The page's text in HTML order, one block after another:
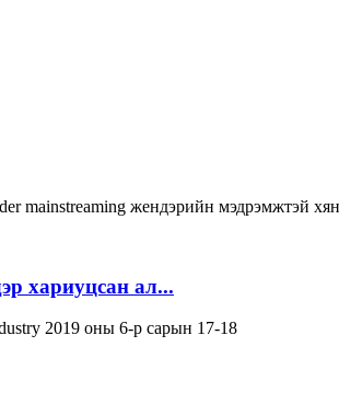
mainstreaming жендэрийн мэдрэмжтэй
хариуцсан ал...
2019 оны 6-р сарын 17-18